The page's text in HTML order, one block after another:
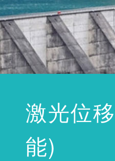
压力
位移
倾斜
沉降
电缆及附件
数据采集设备
激光位
能)